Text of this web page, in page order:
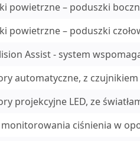
powietrzne – poduszki
powietrzne – poduszki
Assist - system
automatyczne, z
projekcyjne LED, ze
ciśnienia w